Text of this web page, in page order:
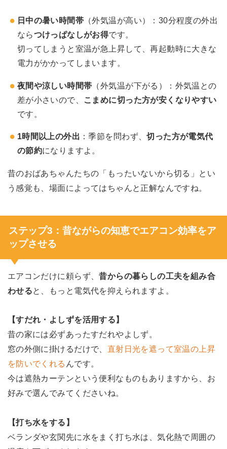
日中の暑い時間帯 （外気温が高い）：30分程度の外出
ならつけっぱなしがお得です。
切ってしまうと室温が急上昇して、再起動時に大きな
電力がかかってしまいます。
夜間や涼しい時間帯 （外気温が下がる）：外気温との
差が小さいので、
こまめに切った方が安くなりやすい
です。
1時間以上の外出 ：季節を問わず、切った方が電気代
の節約になりますよ。
昔のおばあちゃんたちの「もったいないから切る」とい
う感覚も、場面によってはちゃんと正解なんですね。
ステップ3：昔ながらの知恵でエアコン効率をア
ップさせる
エアコンだけに頼らず、昔からの暮らしの工夫を組み合
わせる と、もっと電気代を抑えられますよ。
【すだれ・よしずを活用する】
昔の家には必ずあったすだれやよしず。
窓の外側に掛けるだけで、 直射日光を遮って室温の上昇
を防いでくれる んです。
今は遮熱カーテンという便利なものもありますから、お
好みで選んでみてくださいね。
【打ち水をする】
ベランダや玄関先に水をまく打ち水は、気化熱で周囲の